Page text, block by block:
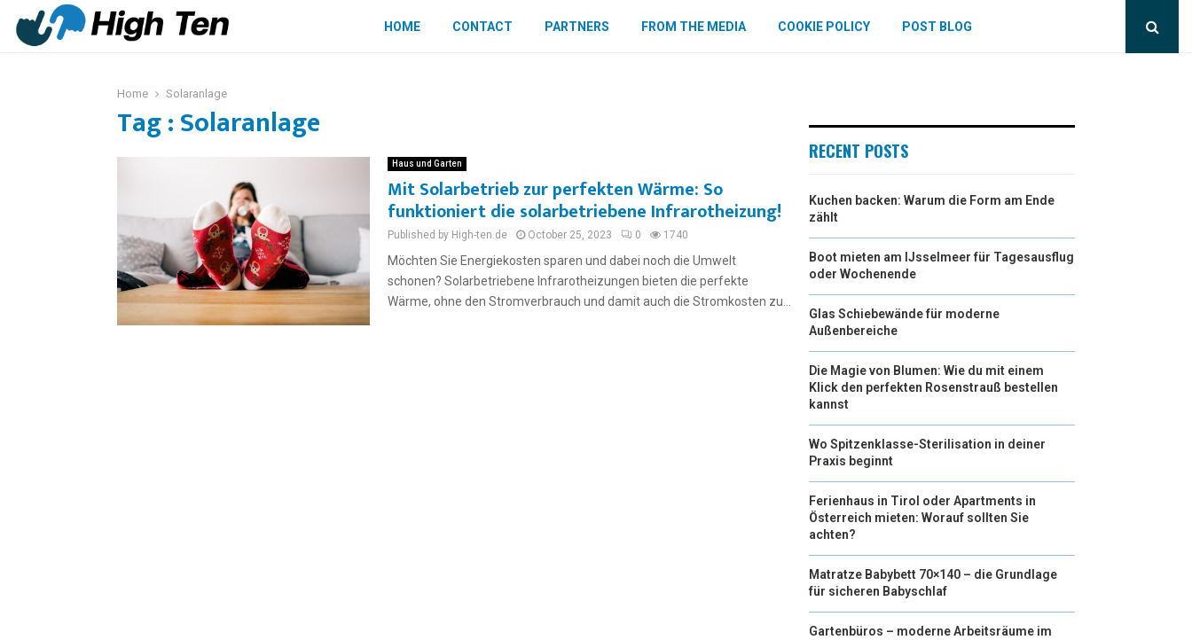
HOME CONTACT PARTNERS FROM THE MEDIA COOKIE POLICY POST BLOG
Home Solaranlage
Tag : Solaranlage
Haus und Garten
Mit Solarbetrieb zur perfekten Wärme: So
funktioniert die solarbetriebene Infrarotheizung!
Published by High-ten.de October 25, 2023 0 1740
Möchten Sie Energiekosten sparen und dabei noch die Umwelt
schonen? Solarbetriebene Infrarotheizungen bieten die perfekte
Wärme, ohne den Stromverbrauch und damit auch die Stromkosten zu...
RECENT POSTS
Kuchen backen: Warum die Form am Ende
zählt
Boot mieten am IJsselmeer für Tagesausflug
oder Wochenende
Glas Schiebewände für moderne
Außenbereiche
Die Magie von Blumen: Wie du mit einem
Klick den perfekten Rosenstrauß bestellen
kannst
Wo Spitzenklasse-Sterilisation in deiner
Praxis beginnt
Ferienhaus in Tirol oder Apartments in
Österreich mieten: Worauf sollten Sie
achten?
Matratze Babybett 70×140 – die Grundlage
für sicheren Babyschlaf
Gartenbüros – moderne Arbeitsräume im